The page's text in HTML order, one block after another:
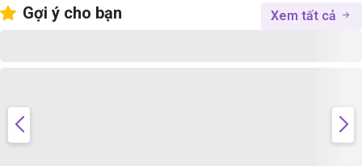
Gợi ý cho bạn Xem tất cả